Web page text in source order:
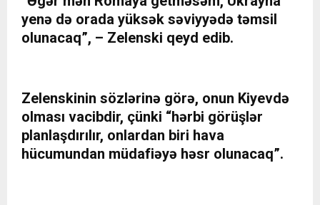
yenə də orada yüksək səviyyədə təmsil
olunacaq”, – Zelenski qeyd edib.
Zelenskinin sözlərinə görə, onun Kiyevdə
olması vacibdir, çünki “hərbi görüşlər
planlaşdırılır, onlardan biri hava
hücumundan müdafiəyə həsr olunacaq”.